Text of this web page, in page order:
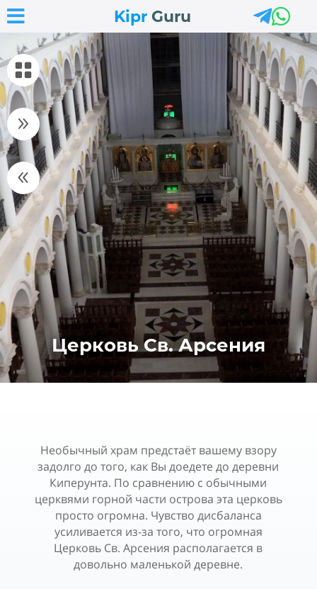
Kipr Guru
 

9
8
Церковь Св. Арсения
Необычный храм предстаёт вашему взору
задолго до того, как Вы доедете до деревни
Киперунта. По сравнению с обычными
церквями горной части острова эта церковь
просто огромна. Чувство дисбаланса
усиливается из-за того, что огромная
Церковь Св. Арсения располагается в
довольно маленькой деревне.